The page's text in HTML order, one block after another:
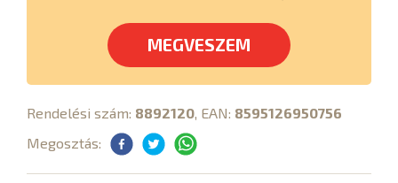
MEGVESZEM
Rendelési szám: 8892120, EAN: 8595126950756
Megosztás: